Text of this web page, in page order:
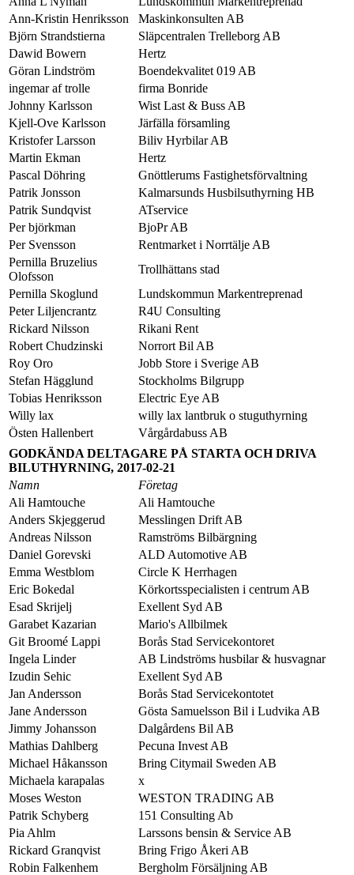
Ann-Kristin Henriksson
Maskinkonsulten AB
Björn Strandstierna
Släpcentralen Trelleborg AB
Dawid Bowern
Hertz
Göran Lindström
Boendekvalitet 019 AB
ingemar af trolle
firma Bonride
Johnny Karlsson
Wist Last & Buss AB
Kjell-Ove Karlsson
Järfälla församling
Kristofer Larsson
Biliv Hyrbilar AB
Martin Ekman
Hertz
Pascal Döhring
Gnöttlerums Fastighetsförvaltning
Patrik Jonsson
Kalmarsunds Husbilsuthyrning HB
Patrik Sundqvist
ATservice
Per björkman
BjoPr AB
Per Svensson
Rentmarket i Norrtälje AB
Pernilla Bruzelius
Olofsson
Trollhättans stad
Pernilla Skoglund
Lundskommun Markentreprenad
Peter Liljencrantz
R4U Consulting
Rickard Nilsson
Rikani Rent
Robert Chudzinski
Norrort Bil AB
Roy Oro
Jobb Store i Sverige AB
Stefan Hägglund
Stockholms Bilgrupp
Tobias Henriksson
Electric Eye AB
Willy lax
willy lax lantbruk o stuguthyrning
Östen Hallenbert
Vårgårdabuss AB
GODKÄNDA DELTAGARE PÅ STARTA OCH DRIVA
BILUTHYRNING, 2017-02-21
Namn
Företag
Ali Hamtouche
Ali Hamtouche
Anders Skjeggerud
Messlingen Drift AB
Andreas Nilsson
Ramströms Bilbärgning
Daniel Gorevski
ALD Automotive AB
Emma Westblom
Circle K Herrhagen
Eric Bokedal
Körkortsspecialisten i centrum AB
Esad Skrijelj
Exellent Syd AB
Garabet Kazarian
Mario's Allbilmek
Git Broomé Lappi
Borås Stad Servicekontoret
Ingela Linder
AB Lindströms husbilar & husvagnar
Izudin Sehic
Exellent Syd AB
Jan Andersson
Borås Stad Servicekontotet
Jane Andersson
Gösta Samuelsson Bil i Ludvika AB
Jimmy Johansson
Dalgårdens Bil AB
Mathias Dahlberg
Pecuna Invest AB
Michael Håkansson
Bring Citymail Sweden AB
Michaela karapalas
x
Moses Weston
WESTON TRADING AB
Patrik Schyberg
151 Consulting Ab
Pia Ahlm
Larssons bensin & Service AB
Rickard Granqvist
Bring Frigo Åkeri AB
Robin Falkenhem
Bergholm Försäljning AB